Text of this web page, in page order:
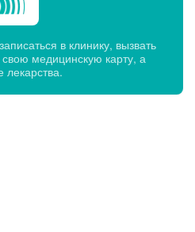
в клинику, вызвать
медицинскую карту, а
лекарства.